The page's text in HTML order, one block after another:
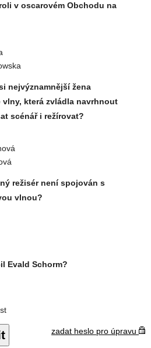
v oscarovém Obchodu na
nejvýznamnější žena
která zvládla navrhnout
scénář i režírovat?
režisér není spojován s
vlnou?
Evald Schorm?
zadat heslo pro úpravu